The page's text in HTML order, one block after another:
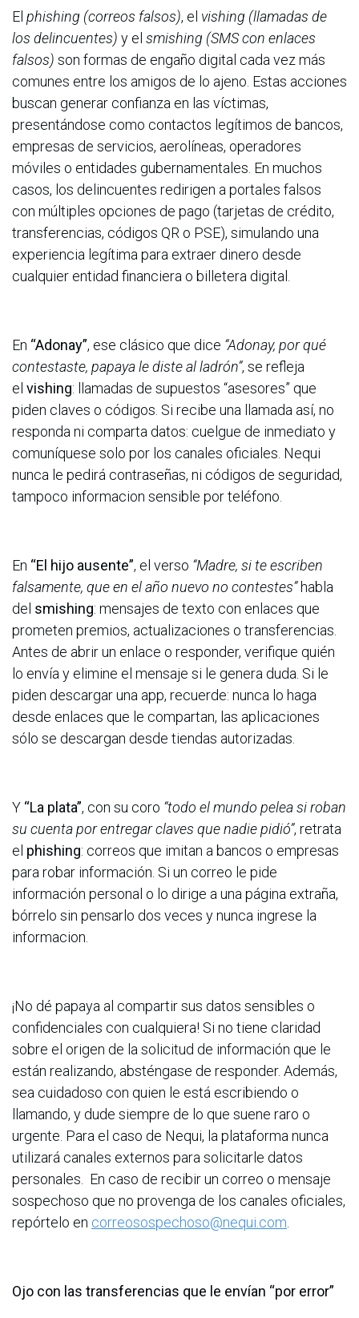
El phishing (correos falsos), el vishing (llamadas de
los delincuentes) y el smishing (SMS con enlaces
falsos) son formas de engaño digital cada vez más
comunes entre los amigos de lo ajeno. Estas acciones
buscan generar confianza en las víctimas,
presentándose como contactos legítimos de bancos,
empresas de servicios, aerolíneas, operadores
móviles o entidades gubernamentales. En muchos
casos, los delincuentes redirigen a portales falsos
con múltiples opciones de pago (tarjetas de crédito,
transferencias, códigos QR o PSE), simulando una
experiencia legítima para extraer dinero desde
cualquier entidad financiera o billetera digital.
En “Adonay”, ese clásico que dice “Adonay, por qué
contestaste, papaya le diste al ladrón”, se refleja
el vishing: llamadas de supuestos “asesores” que
piden claves o códigos. Si recibe una llamada así, no
responda ni comparta datos: cuelgue de inmediato y
comuníquese solo por los canales oficiales. Nequi
nunca le pedirá contraseñas, ni códigos de seguridad,
tampoco informacion sensible por teléfono.
En “El hijo ausente”, el verso “Madre, si te escriben
falsamente, que en el año nuevo no contestes”habla
del smishing: mensajes de texto con enlaces que
prometen premios, actualizaciones o transferencias.
Antes de abrir un enlace o responder, verifique quién
lo envía y elimine el mensaje si le genera duda. Si le
piden descargar una app, recuerde: nunca lo haga
desde enlaces que le compartan, las aplicaciones
sólo se descargan desde tiendas autorizadas.
Y “La plata”, con su coro “todo el mundo pelea si roban
su cuenta por entregar claves que nadie pidió”, retrata
el phishing: correos que imitan a bancos o empresas
para robar información. Si un correo le pide
información personal o lo dirige a una página extraña,
bórrelo sin pensarlo dos veces y nunca ingrese la
informacion.
¡No dé papaya al compartir sus datos sensibles o
confidenciales con cualquiera! Si no tiene claridad
sobre el origen de la solicitud de información que le
están realizando, absténgase de responder. Además,
sea cuidadoso con quien le está escribiendo o
llamando, y dude siempre de lo que suene raro o
urgente. Para el caso de Nequi, la plataforma nunca
utilizará canales externos para solicitarle datos
personales. En caso de recibir un correo o mensaje
sospechoso que no provenga de los canales oficiales,
repórtelo en correosospechoso@nequi.com
Ojo con las transferencias que le envían “por error”